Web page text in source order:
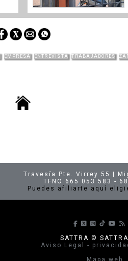
EMPRESA ENTREVISTA TRABAJADORES
Travesía Pte. Virrey 55 |
TFNO 665 053 583 -
Puedes afiliarte aquí
Síguenos en
Síguenos
SATTRA ©
Aviso Legal -
Mapa web